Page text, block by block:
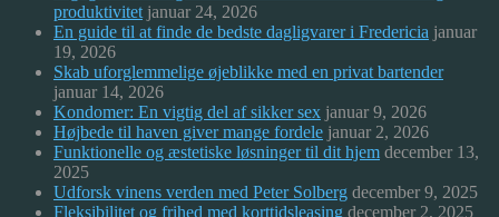
produktivitet januar 24, 2026
En guide til at finde de bedste dagligvarer i Fredericia januar
19, 2026
Skab uforglemmelige øjeblikke med en privat bartender
januar 14, 2026
Kondomer: En vigtig del af sikker sex januar 9, 2026
Højbede til haven giver mange fordele januar 2, 2026
Funktionelle og æstetiske løsninger til dit hjem december 13,
2025
Udforsk vinens verden med Peter Solberg december 9, 2025
Fleksibilitet og frihed med korttidsleasing december 2, 2025